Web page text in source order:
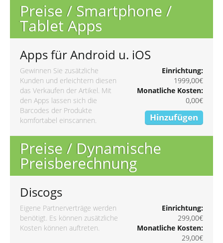
Preise / Smartphone /
Tablet Apps
Apps für Android u. iOS
Gewinnen Sie zusätzliche
Kunden und erleichtern diesen
das Verkaufen der Artikel. Mit
den Apps lassen sich die
Barcodes der Produkte
komfortabel einscannen.
Einrichtung:
1999,00€
Monatliche Kosten:
0,00€
Hinzufügen
Preise / Dynamische
Preisberechnung
Discogs
Eigene Partnerverträge werden
benötigt. Es können zusätzliche
Kosten können auftreten.
Einrichtung:
299,00€
Monatliche Kosten:
29,00€